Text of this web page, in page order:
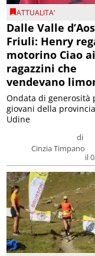
ATTUALITA'
Dalle Valle
Friuli: Henry
motorino Ciao ai
ragazzini che
vendevano
di
Cinzia Timpano
il
Ondata di generosità
giovani della
Udine